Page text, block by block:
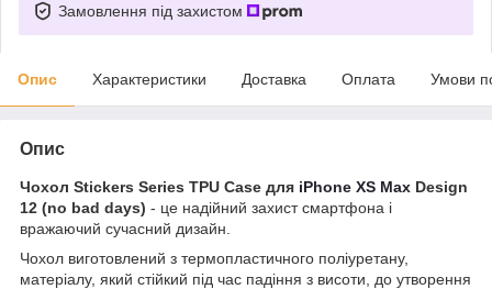
Замовлення під захистом
Опис Характеристики Доставка Оплата Умови
Опис
Чохол Stickers Series TPU Case для iPhone XS Max Design
12 (no bad days) - це надійний захист смартфона і
вражаючий сучасний дизайн.
Чохол виготовлений з термопластичного поліуретану,
матеріалу, який стійкий під час падіння з висоти, до утворення